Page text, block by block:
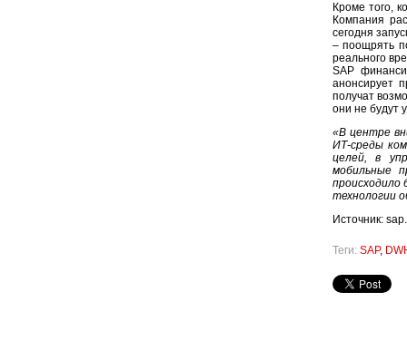
Кроме того,
Компания
сегодня
– поощрять
реального
SAP
анонсирует
получат
они не будут
«В центре
ИТ-среды
целей, в
мобильные
технологии
Источник:
Теги: SAP,